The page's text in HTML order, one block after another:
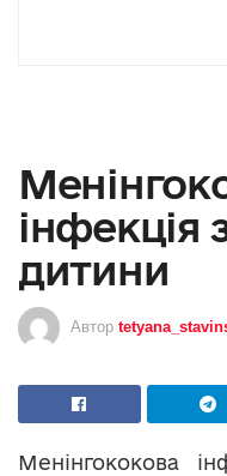
інфекція
дитини
Автор
Менінгококова